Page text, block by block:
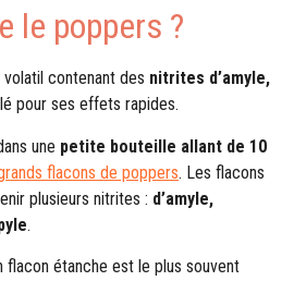
le poppers ?
contenant des nitrites d’amyle,
pour ses effets rapides.
une petite bouteille allant de 10
flacons de poppers. Les flacons
plusieurs nitrites : d’amyle,
.
flacon étanche est le plus souvent